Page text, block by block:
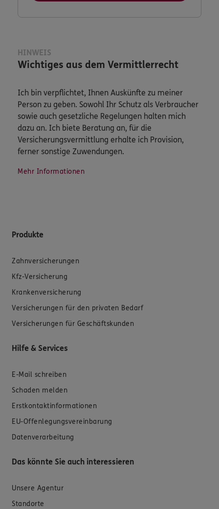
HINWEIS
Wichtiges aus dem Vermittlerrecht
Ich bin verpflichtet, Ihnen Auskünfte zu meiner
Person zu geben. Sowohl Ihr Schutz als Verbraucher
sowie auch gesetzliche Regelungen halten mich
dazu an. Ich biete Beratung an, für die
Versicherungsvermittlung erhalte ich Provision,
ferner sonstige Zuwendungen.
Mehr Informationen
Produkte
Zahnversicherungen
Kfz-Versicherung
Krankenversicherung
Versicherungen für den privaten Bedarf
Versicherungen für Geschäftskunden
Hilfe & Services
E-Mail schreiben
Schaden melden
Erstkontaktinformationen
EU-Offenlegungsvereinbarung
Datenverarbeitung
Das könnte Sie auch interessieren
Unsere Agentur
Standorte